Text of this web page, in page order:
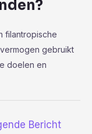
filantropische
gebruikt
doelen en
Bericht